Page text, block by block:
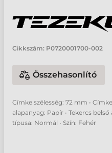
Cikkszám: P0720001700-002
Összehasonlító
Címke szélesség: 72 mm •
alapanyag: Papír • Tekercs
típusa: Normál • Szín: Fehér